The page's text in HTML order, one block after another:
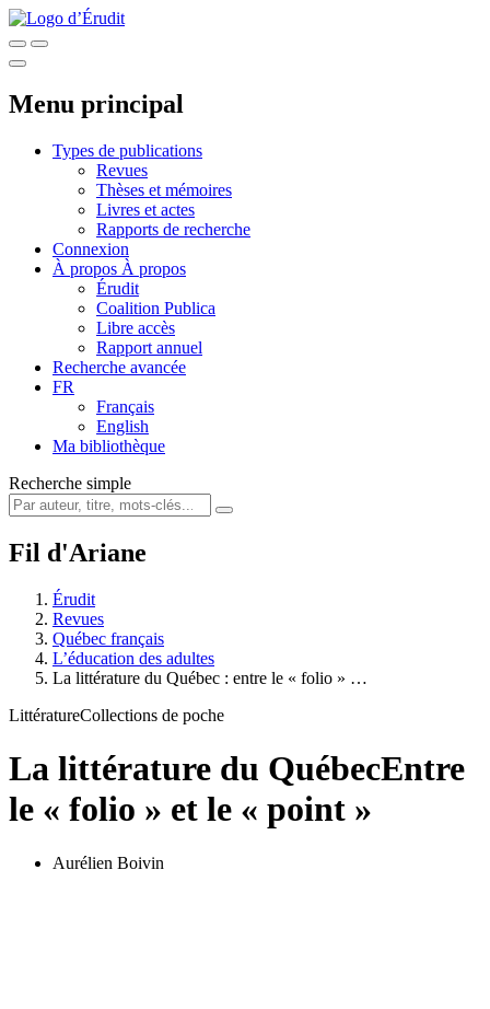
Menu principal
Types de publications
Revues
Thèses et mémoires
Livres et actes
Rapports de recherche
Connexion
À propos À propos
Érudit
Coalition Publica
Libre accès
Rapport annuel
Recherche avancée
FR
Français
English
Ma bibliothèque
Recherche simple
Fil d'Ariane
Érudit
Revues
Québec français
L’éducation des adultes
La littérature du Québec : entre le « folio » …
LittératureCollections de poche
La littérature du QuébecEntre
le « folio » et le « point »
Aurélien Boivin